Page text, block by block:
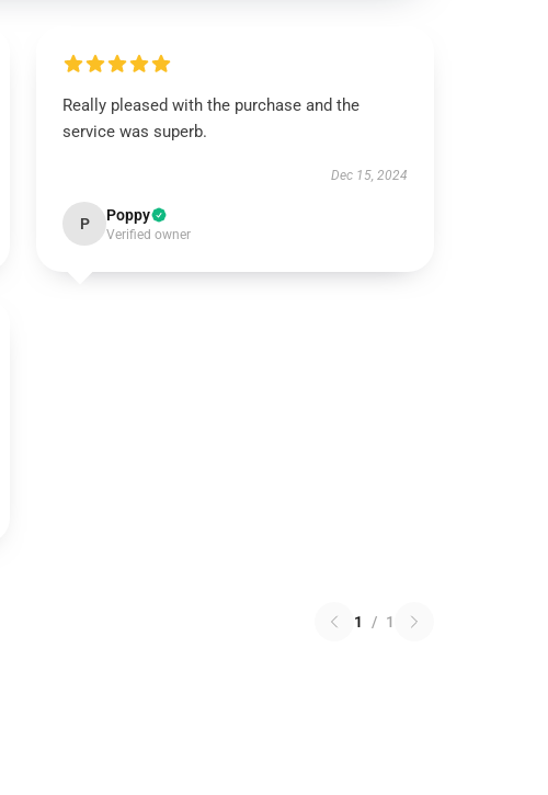
Really pleased with the purchase and the
service was superb.
Dec 15, 2024
P Poppy
Verified owner
1 / 1